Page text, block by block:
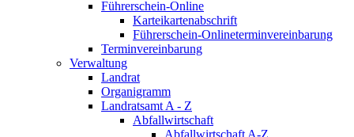
Führerschein-Online
Karteikartenabschrift
Führerschein-Onlineterminvereinbarung
Terminvereinbarung
Verwaltung
Landrat
Organigramm
Landratsamt A - Z
Abfallwirtschaft
Abfallwirtschaft A-Z